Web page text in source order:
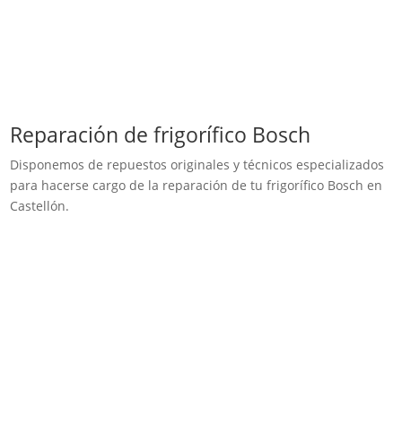
Reparación de frigorífico Bosch
Disponemos de repuestos originales y técnicos especializados
para hacerse cargo de la reparación de tu frigorífico Bosch en
Castellón.